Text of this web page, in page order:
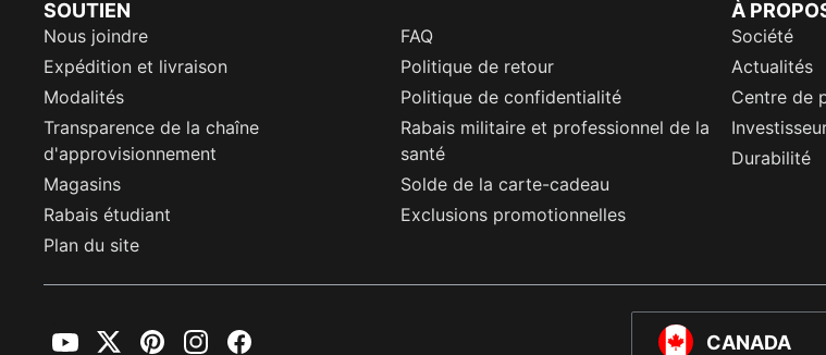
SOUTIEN
Nous joindre
FAQ
Expédition et livraison
Politique de retour
Modalités
Politique de confidentialité
Transparence de la chaîne
d'approvisionnement
Rabais militaire et professionnel de la
santé
Magasins
Solde de la carte-cadeau
Rabais étudiant
Exclusions promotionnelles
Plan du site
À
Société
Actualités
Centre de
Durabilité
CANADA
YouTubeTwitterPinterestInstagramFacebook